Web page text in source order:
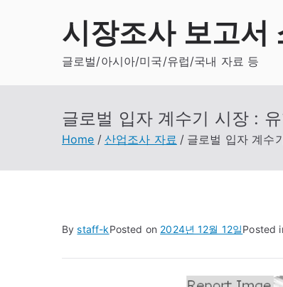
시장조사 보고서
글로벌/아시아/미국/유럽/국내 자료 등
글로벌 입자 계수기 시장 :
Home 산업조사 자료 글로벌 입자 계수
Bystaff-kPosted on 2024년 12월 12일Posted